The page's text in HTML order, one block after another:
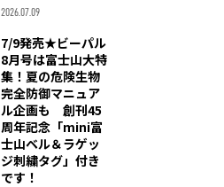
2026.07.09
7/9発売★ビーパル
8月号は富士山大特
集！夏の危険生物
完全防御マニュア
ル企画も 創刊45
周年記念「mini富
士山ベル＆ラゲッ
ジ刺繍タグ」付き
です！